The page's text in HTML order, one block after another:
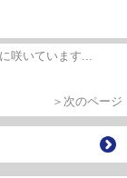
咲いています...
＞次のページ